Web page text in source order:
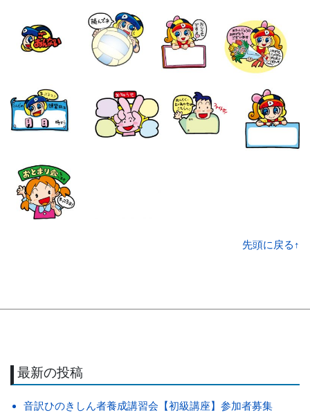
先頭に戻る↑
最新の投稿
音訳ひのきしん者養成講習会【初級講座】参加者募集